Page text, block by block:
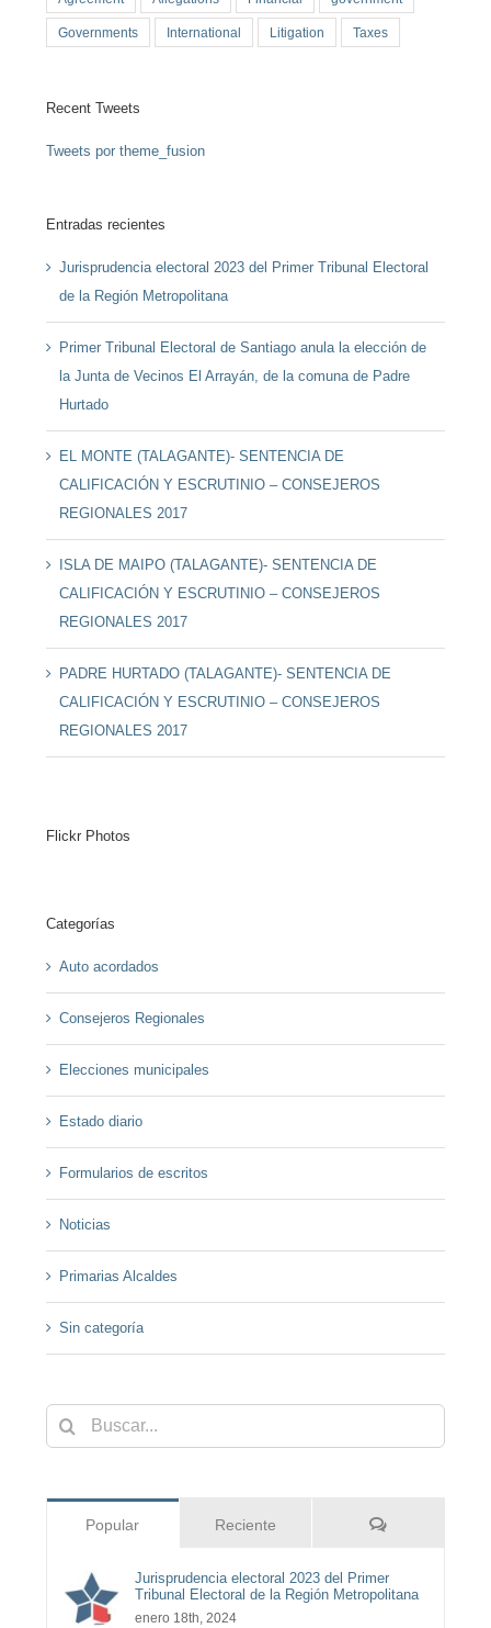
Governments International Litigation Taxes
Recent Tweets
Tweets por theme_fusion
Entradas recientes
Jurisprudencia electoral 2023 del Primer Tribunal Electoral
de la Región Metropolitana
Primer Tribunal Electoral de Santiago anula la elección de
la Junta de Vecinos El Arrayán, de la comuna de Padre
Hurtado
EL MONTE (TALAGANTE)- SENTENCIA DE
CALIFICACIÓN Y ESCRUTINIO – CONSEJEROS
REGIONALES 2017
ISLA DE MAIPO (TALAGANTE)- SENTENCIA DE
CALIFICACIÓN Y ESCRUTINIO – CONSEJEROS
REGIONALES 2017
PADRE HURTADO (TALAGANTE)- SENTENCIA DE
CALIFICACIÓN Y ESCRUTINIO – CONSEJEROS
REGIONALES 2017
Flickr Photos
Categorías
Auto acordados
Consejeros Regionales
Elecciones municipales
Estado diario
Formularios de escritos
Noticias
Primarias Alcaldes
Sin categoría
Buscar:
Popular Reciente Comentarios
Jurisprudencia electoral 2023 del Primer
Tribunal Electoral de la Región Metropolitana
enero 18th, 2024